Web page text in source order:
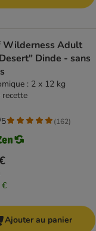
Wilderness Adult
Dinde - sans
: 2 x 12 kg
€
(162)
Ajouter au panier